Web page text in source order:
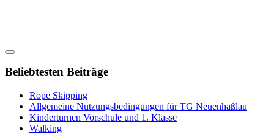
Beliebtesten Beiträge
Rope Skipping
Allgemeine Nutzungsbedingungen für TG Neuenhaßlau
Kinderturnen Vorschule und 1. Klasse
Walking